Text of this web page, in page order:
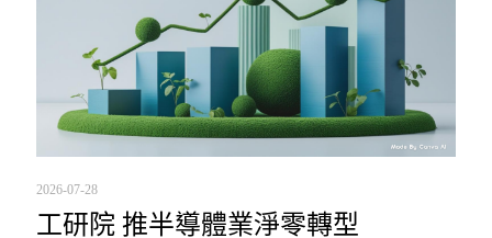
2026-07-28
工研院 推半導體業淨零轉型